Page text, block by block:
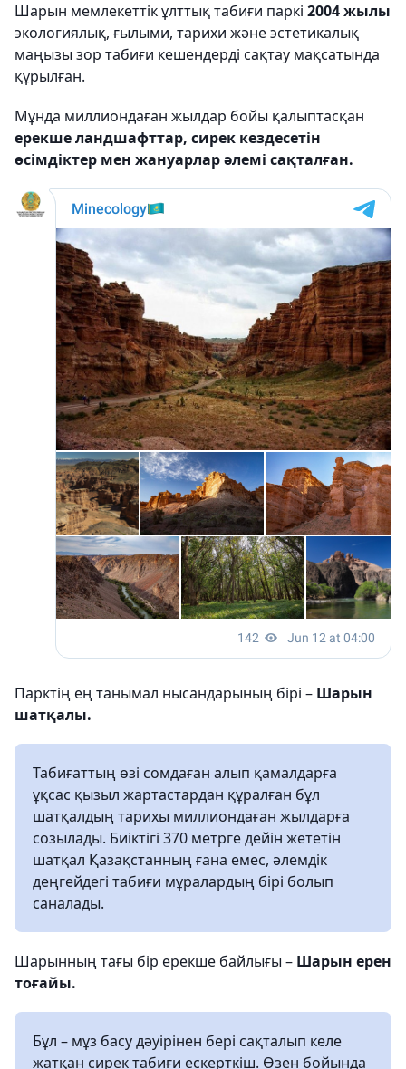
Шарын мемлекеттік ұлттық табиғи паркі 2004 жылы
экологиялық, ғылыми, тарихи және эстетикалық
маңызы зор табиғи кешендерді сақтау мақсатында
құрылған.
Мұнда миллиондаған жылдар бойы қалыптасқан
ерекше ландшафттар, сирек кездесетін
өсімдіктер мен жануарлар әлемі сақталған.
Парктің ең танымал нысандарының бірі – Шарын
шатқалы.
Табиғаттың өзі сомдаған алып қамалдарға
ұқсас қызыл жартастардан құралған бұл
шатқалдың тарихы миллиондаған жылдарға
созылады. Биіктігі 370 метрге дейін жететін
шатқал Қазақстанның ғана емес, әлемдік
деңгейдегі табиғи мұралардың бірі болып
саналады.
Шарынның тағы бір ерекше байлығы – Шарын ерен
тоғайы.
Бұл – мұз басу дәуірінен бері сақталып келе
жатқан сирек табиғи ескерткіш. Өзен бойында